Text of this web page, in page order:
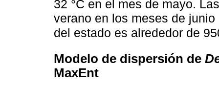
32 °C en el mes de mayo.
verano en los meses de
del estado es alrededor de
Modelo de dispersión de
MaxEnt